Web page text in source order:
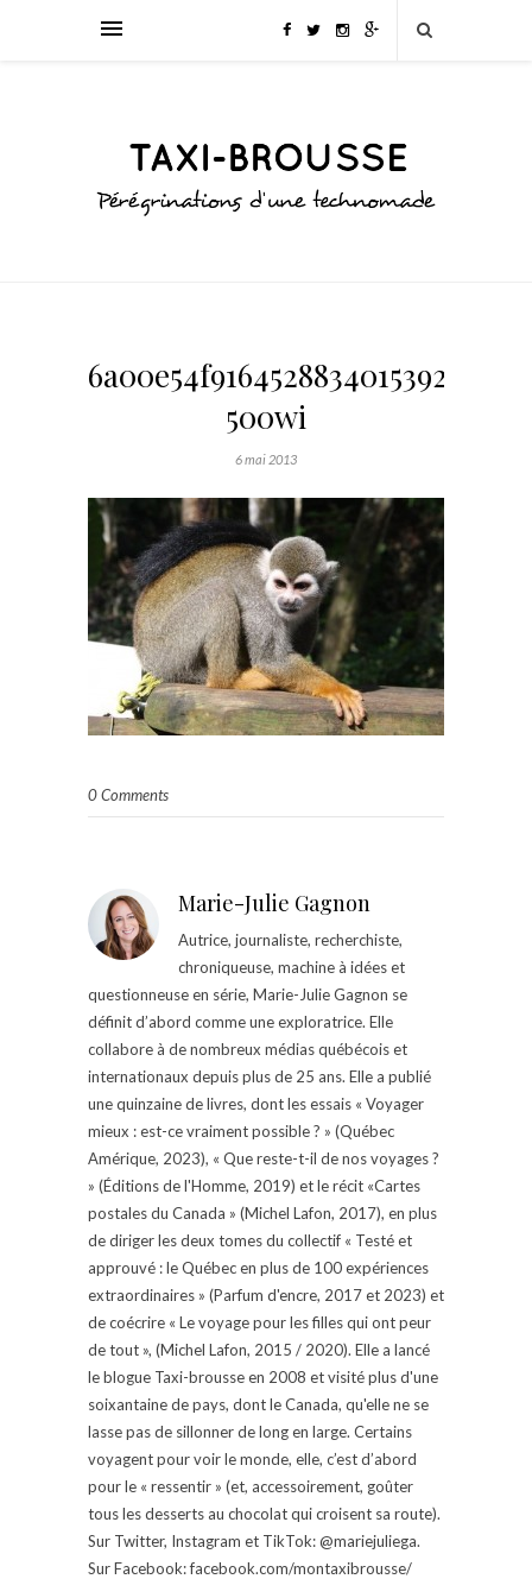
500wi
6 mai 2013
0 Comments
Marie-Julie Gagnon
Autrice, journaliste, recherchiste,
chroniqueuse, machine à idées et
questionneuse en série, Marie-Julie Gagnon se
définit d’abord comme une exploratrice. Elle
collabore à de nombreux médias québécois et
internationaux depuis plus de 25 ans. Elle a publié
une quinzaine de livres, dont les essais « Voyager
mieux : est-ce vraiment possible ? » (Québec
Amérique, 2023), « Que reste-t-il de nos voyages ?
» (Éditions de l'Homme, 2019) et le récit «Cartes
postales du Canada » (Michel Lafon, 2017), en plus
de diriger les deux tomes du collectif « Testé et
approuvé : le Québec en plus de 100 expériences
extraordinaires » (Parfum d'encre, 2017 et 2023) et
de coécrire « Le voyage pour les filles qui ont peur
de tout », (Michel Lafon, 2015 / 2020). Elle a lancé
le blogue Taxi-brousse en 2008 et visité plus d'une
soixantaine de pays, dont le Canada, qu'elle ne se
lasse pas de sillonner de long en large. Certains
voyagent pour voir le monde, elle, c’est d’abord
pour le « ressentir » (et, accessoirement, goûter
tous les desserts au chocolat qui croisent sa route).
Sur Twitter, Instagram et TikTok: @mariejuliega.
Sur Facebook: facebook.com/montaxibrousse/